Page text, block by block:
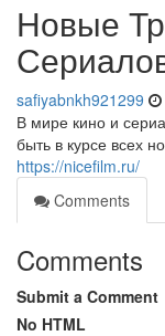
Новые
safiyabnkh921299
В мире кино и
быть в курсе всех
https://nicefilm.ru/
Comments
Comments
Submit a Comment
No HTML